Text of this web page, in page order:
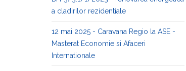
a cladirilor rezidentiale
12 mai 2025 - Caravana Regio la ASE -
Masterat Economie si Afaceri
Internationale